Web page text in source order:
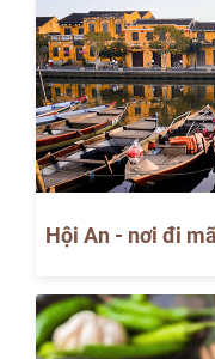
Hội An - nơi đi